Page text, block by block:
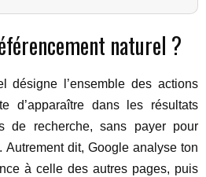
naturel ?
désigne l’ensemble des actions
d’apparaître dans les résultats
de recherche, sans payer pour
dit, Google analyse ton
à celle des autres pages, puis